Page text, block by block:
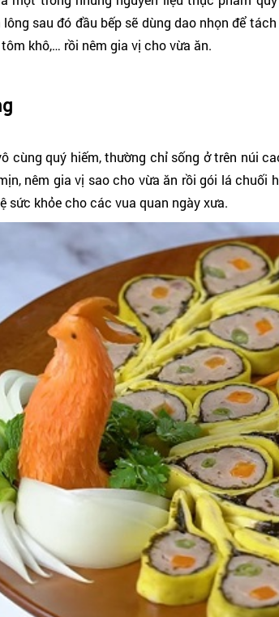
sau đó đầu bếp sẽ dùng dao nhọn để
khô,… rồi nêm gia vị cho vừa ăn.
cùng quý hiếm, thường chỉ sống ở trên núi
nêm gia vị sao cho vừa ăn rồi gói lá
sức khỏe cho các vua quan ngày xưa.